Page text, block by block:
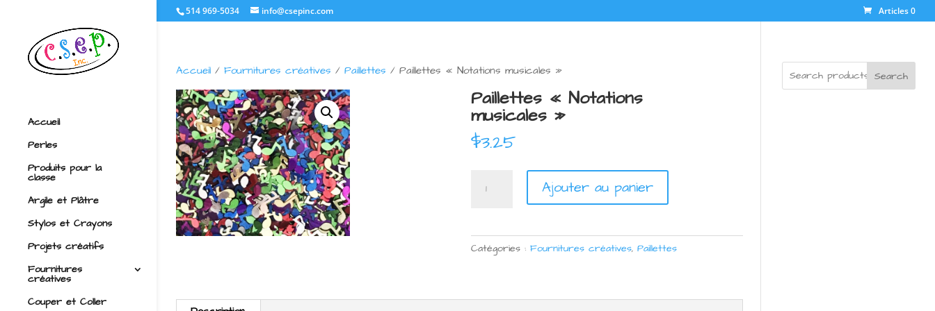
514 969-5034 info@csepinc.com Articles 0
Accueil
Perles
Produits pour la
classe
Argile et Plâtre
Stylos et Crayons
Projets créatifs
Fournitures
créatives
Couper et Coller
Accueil/ Fournitures créatives / Paillettes / Paillettes « Notations musicales »
Paillettes « Notations
musicales »
$3.25
musicales"
Ajouter au panier
Catégories : Fournitures créatives, Paillettes
Search